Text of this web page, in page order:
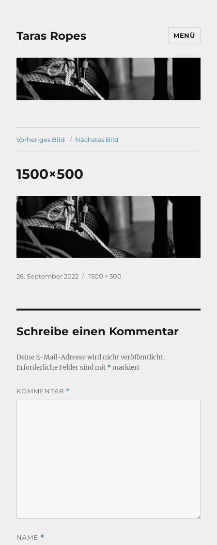
Taras Ropes MENÜ
Vorheriges Bild Nächstes Bild
1500×500
Veröffentlicht
26. September 2022 Originalgröße
1500 × 500
Schreibe einen Kommentar
Deine E-Mail-Adresse wird nicht veröffentlicht.
Erforderliche Felder sind mit *markiert
KOMMENTAR *
NAME *